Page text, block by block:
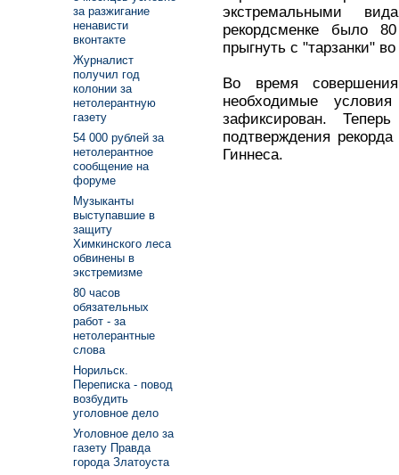
экстремальными
рекордсменке было
прыгнуть с "тарзанки"
Во время
необходимые
зафиксирован.
подтверждения
Гиннеса.
за разжигание
ненависти
вконтакте
Журналист
получил год
колонии за
нетолерантную
газету
54 000 рублей за
нетолерантное
сообщение на
форуме
Музыканты
выступавшие в
защиту
Химкинского леса
обвинены в
экстремизме
80 часов
обязательных
работ - за
нетолерантные
слова
Норильск.
Переписка - повод
возбудить
уголовное дело
Уголовное дело за
газету Правда
города Златоуста